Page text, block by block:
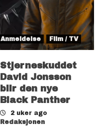
Anmeldelse Film / TV
Stjerneskuddet
David Jonsson
blir den nye
Black Panther
2 uker ago
Redaksjonen